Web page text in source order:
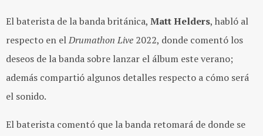
El baterista de la banda británica, Matt Helders, habló al
respecto en elDrumathon Live 2022, donde comentó los
deseos de la banda sobre lanzar el álbum este verano;
además compartió algunos detalles respecto a cómo será
el sonido.
El baterista comentó que la banda retomará de donde se